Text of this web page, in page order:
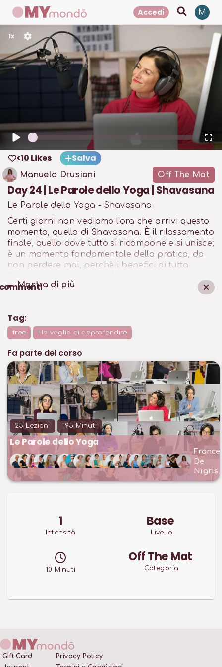
Accedi M
1x
<10 Likes Salva
Manuela Drusiani Off The Mat
Day 24 | Le Parole dello Yoga | Shavasana
Le Parole dello Yoga - Shavasana
Certi giorni non vediamo l'ora che arrivi questo
momento, quello di Shavasana. È il rilassamento
finale, quello dove tutto si ricompone e si unisce;
è un momento fondamentale della pratica, da
non perdere mai, perchè i benefici di tutta
il loro spazio. Manuela ci porta oggi in
Mostra di più
Tag:
free Ho voglia di approfondire
Fa parte del corso
25 Lezioni 195 Minuti
Le Parole dello Yoga
De
Nigris
1
Intensità
Base
Livello
10 Minuti
Off The Mat
Categoria
Gift Card
Privacy Policy